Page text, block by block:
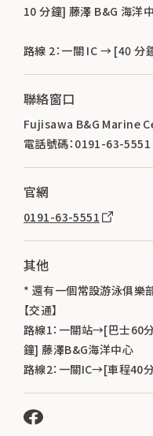
10 分鐘] 藤澤 B&G 海洋
路線 2：一關 IC → [40 分
聯絡窗口
Fujisawa B&G Marine
電話號碼：0191-63-5551
官網
0191-63-5551
其他
* 還有一個常設游泳俱樂
【交通】
路線1：一關站→[巴士60
鐘] 藤澤B&G海洋中心
路線2：一關IC→[車程40